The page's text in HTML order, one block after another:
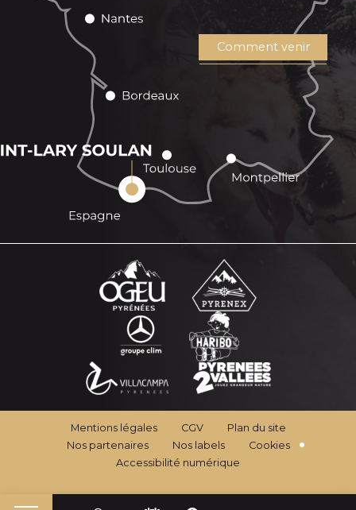
Comment venir
Mentions légales CGV
Plan du site
Nos partenaires
Nos labels
Cookies
Accessibilité numérique